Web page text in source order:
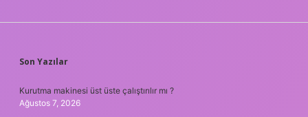
SIDEBAR
Son Yazılar
Kurutma makinesi üst üste çalıştırılır mı ?
Ağustos 7, 2026